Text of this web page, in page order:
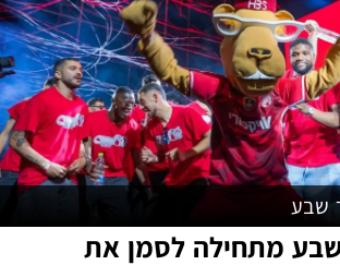
שבע
מתחילה לסמן את